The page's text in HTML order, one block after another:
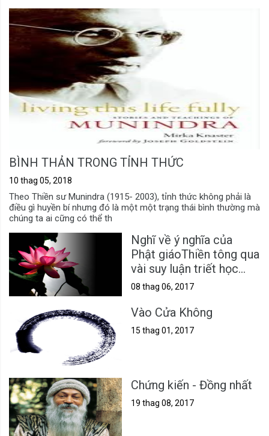
BÌNH THẢN TRONG TỈNH THỨC
10 thag 05, 2018
Theo Thiền sư Munindra (1915- 2003), tỉnh thức không phải là
điều gì huyền bí nhưng đó là một một trạng thái bình thường mà
chúng ta ai cững có thể th
Nghĩ về ý nghĩa của
Phật giáoThiền tông qua
vài suy luận triết học
Heidegger
08 thag 06, 2017
Vào Cửa Không
15 thag 01, 2017
Chứng kiến - Đồng nhất
19 thag 08, 2017